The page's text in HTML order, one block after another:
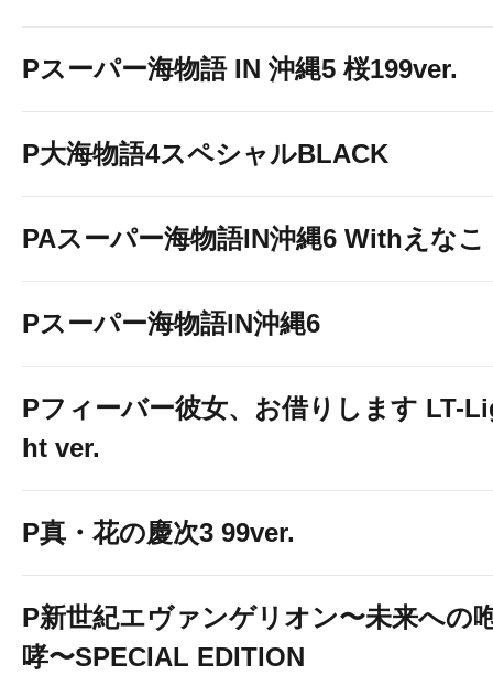
Pスーパー海物語 IN 沖縄5 桜199ver.
P大海物語4スペシャルBLACK
PAスーパー海物語IN沖縄6 Withえなこ
Pスーパー海物語IN沖縄6
Pフィーバー彼女、お借りします LT-
ht ver.
P真・花の慶次3 99ver.
P新世紀エヴァンゲリオン〜未来への
哮〜SPECIAL EDITION